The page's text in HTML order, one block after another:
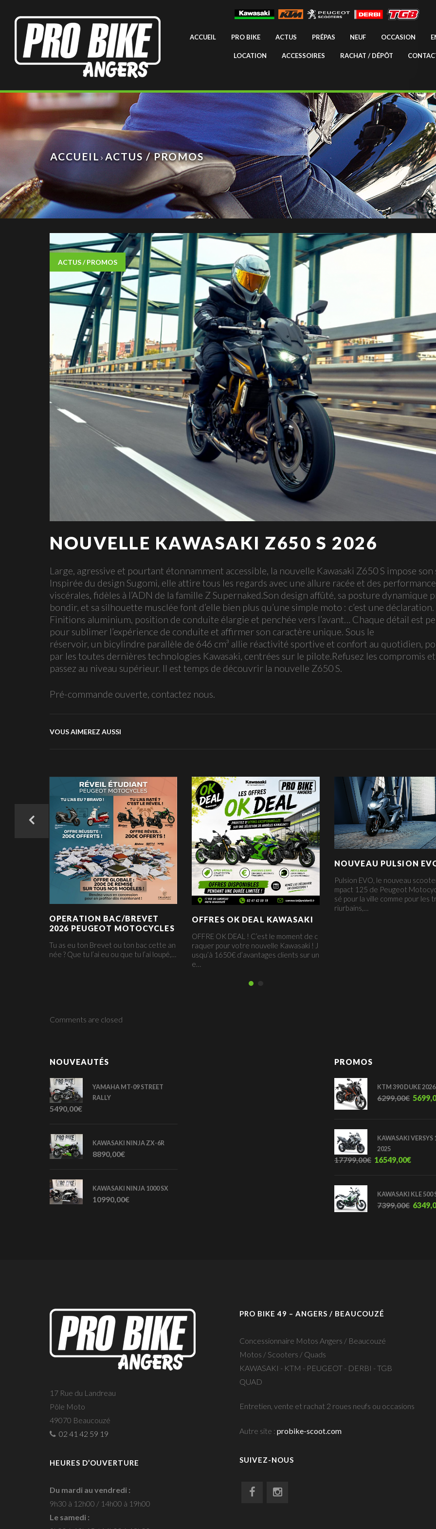
ACCUEIL PRO BIKE ACTUS PRÉPAS NEUF OCCASION
LOCATION ACCESSOIRES RACHAT / DÉPÔT
ACCUEIL ACTUS / PROMOS
ACTUS / PROMOS
NOUVELLE KAWASAKI Z650 S 2026
Large, agressive et pourtant étonnamment accessible, la nouvelle Kawasaki Z650 S impose son
Inspirée du design Sugomi, elle attire tous les regards avec une allure racée et des
viscérales, fidèles à l’ADN de la famille Z Supernaked.Son design affûté, sa posture dynamique
bondir, et sa silhouette musclée font d’elle bien plus qu’une simple moto : c’est une déclaration.
Finitions aluminium, position de conduite élargie et penchée vers l’avant… Chaque détail est
pour sublimer l’expérience de conduite et affirmer son caractère unique. Sous le
réservoir, un bicylindre parallèle de 646 cm³ allie réactivité sportive et confort au quotidien,
par les toutes dernières technologies Kawasaki, centrées sur le pilote.Refusez les compromis et
passez au niveau supérieur. Il est temps de découvrir la nouvelle Z650 S.
Pré-commande ouverte, contactez nous.
VOUS AIMEREZ AUSSI
OPERATION BAC/BREVET
2026 PEUGEOT MOTOCYCLES
Tu as eu ton Brevet ou ton bac cette an
née ? Que tu l’ai eu ou que tu l’ai loupé,…
OFFRES OK DEAL KAWASAKI
OFFRE OK DEAL ! C’est le moment de c
raquer pour votre nouvelle Kawasaki ! J
usqu’à 1650€ d’avantages clients sur un
e…
NOUVEAU PULSION
Pulsion EVO, le nouveau
mpact 125 de Peugeot
sé pour la ville comme pour les
riurbains,…
Comments are closed
NOUVEAUTÉS
YAMAHA MT-09 STREET
RALLY
5490,00€
KAWASAKI NINJA ZX-6R
8890,00€
KAWASAKI NINJA 1000 SX
10990,00€
PROMOS
KTM 390 DUKE 2026
6299,00€
KAWASAKI VERSYS
2025
17799,00€ 16549,00€
KAWASAKI KLE 500
7399,00€
17 Rue du Landreau
Pôle Moto
49070 Beaucouzé
02 41 42 59 19
HEURES D’OUVERTURE
Du mardi au vendredi :
9h30 à 12h00 / 14h00 à 19h00
Le samedi :
PRO BIKE 49 – ANGERS / BEAUCOUZÉ
Concessionnaire Motos Angers / Beaucouzé
Motos / Scooters / Quads
KAWASAKI - KTM - PEUGEOT - DERBI - TGB
QUAD
Entretien, vente et rachat 2 roues neufs ou occasions
Autre site : probike-scoot.com
SUIVEZ-NOUS